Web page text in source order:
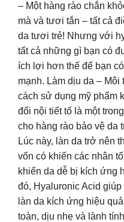
– Một hàng rào chắn
mà và tươi tắn – tất cả
da tươi trẻ! Nhưng với
tất cả những gì bạn có
ích lợi hơn thế để bạn
mạnh. Làm dịu da –
cách sử dụng mỹ phẩm
đổi nội tiết tố là một
cho hàng rào bảo vệ da
Lúc này, làn da trở nên
vốn có khiến các nhân
khiến da dễ bị kích ứng
đó, Hyaluronic Acid
làn da kích ứng hiệu
toàn, dịu nhẹ và lành